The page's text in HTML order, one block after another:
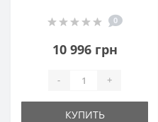
0
10 996 грн
- +
КУПИТЬ